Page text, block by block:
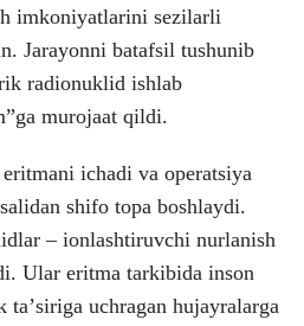
imkoniyatlarini sezilarli
Jarayonni batafsil tushunib
radionuklid ishlab
murojaat qildi.
ichadi va operatsiya
shifo topa boshlaydi.
– ionlashtiruvchi nurlanish
Ular eritma tarkibida inson
uchragan hujayralarga